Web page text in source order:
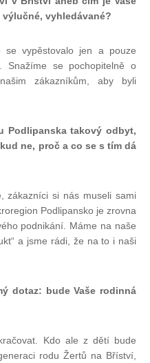
vyhledávané?
vypěstovalo jen a pouze
se pochopitelně o
zákazníkům, aby byli
Podlipanska takový odbyt,
ne, proč a co se s tím dá
zákazníci si nás museli sami
Podlipansko je zrovna
podnikání. Máme na naše
a jsme rádi, že na to i naši
dotaz: bude Vaše rodinná
Kdo ale z dětí bude
rodu Žertů na Bříství,